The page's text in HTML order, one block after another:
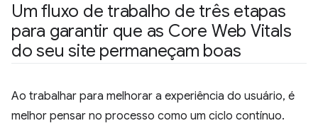
Um fluxo de trabalho de três etapas
para garantir que as Core Web Vitals
do seu site permaneçam boas
Ao trabalhar para melhorar a experiência do usuário, é
melhor pensar no processo como um ciclo contínuo.